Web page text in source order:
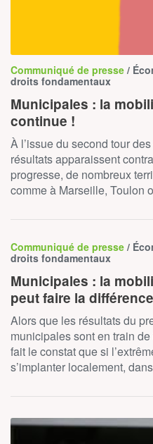
Communiqué de presse /
droits fondamentaux
Municipales : la
continue !
À l’issue du second tour
résultats apparaissent
progresse, de nombreux
comme à Marseille, Toulon
Communiqué de presse /
droits fondamentaux
Municipales : la
peut faire la différence
Alors que les résultats du
municipales sont en train
fait le constat que si
s’implanter localement,